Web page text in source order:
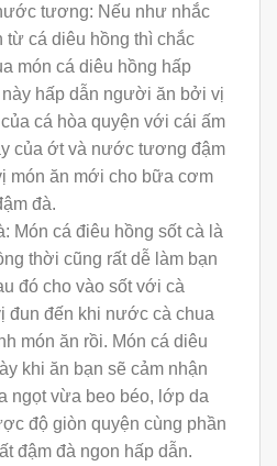
tương: Nếu như nhắc
từ cá diêu hồng thì chắc
món cá diêu hồng hấp
hấp dẫn người ăn bởi vị
cá hòa quyện với cái ấm
của ớt và nước tương đậm
món ăn mới cho bữa cơm
đà.
Món cá điêu hồng sốt cà là
thời cũng rất dễ làm bạn
đó cho vào sốt với cà
đun đến khi nước cà chua
món ăn rồi. Món cá diêu
khi ăn bạn sẽ cảm nhận
ngọt vừa beo béo, lớp da
độ giòn quyện cùng phần
đậm đà ngon hấp dẫn.